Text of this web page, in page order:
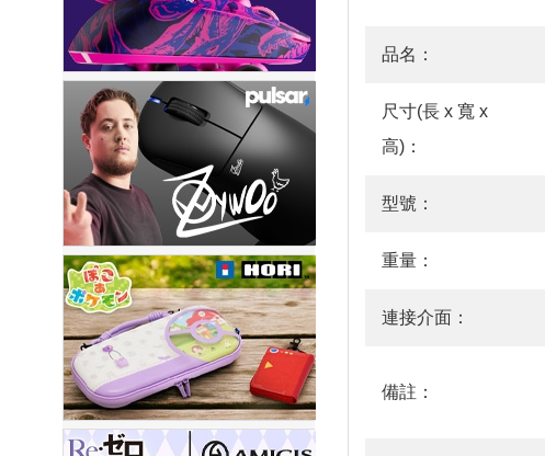
品名：
尺寸(長 x 寬 x
高)：
型號：
重量：
連接介面：
備註：